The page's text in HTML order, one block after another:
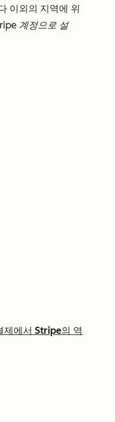
이외의 지역에 위
계정으로 설
제에서 Stripe의 역